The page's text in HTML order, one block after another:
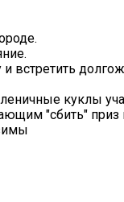
встретить
куклы
"сбить"